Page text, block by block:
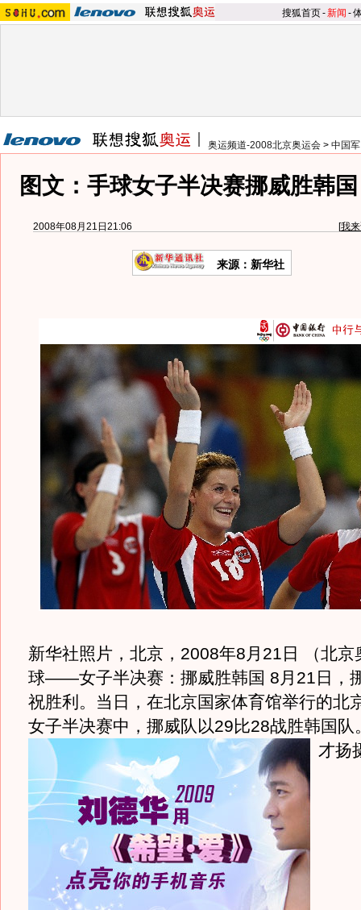
搜狐首页-新闻 -
奥运频道-2008北京奥运会 > 中国
图文：手球女子半决赛挪威胜韩
2008年08月21日21:06 [我
来源：新华社
新华社照片，北京，2008年8月21日 （北京
球——女子半决赛：挪威胜韩国 8月21日，
祝胜利。当日，在北京国家体育馆举行的北
女子半决赛中，挪威队以29比28战胜韩国队
才扬